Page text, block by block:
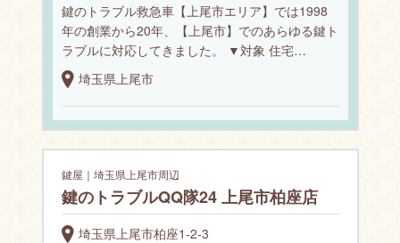
鍵のトラブル救急車【上尾市エリア】では1998
年の創業から20年、【上尾市】でのあらゆる鍵ト
ラブルに対応してきました。 ▼対象 住宅…
埼玉県上尾市
鍵屋｜埼玉県上尾市周辺
鍵のトラブルQQ隊24 上尾市柏座店
埼玉県上尾市柏座1-2-3